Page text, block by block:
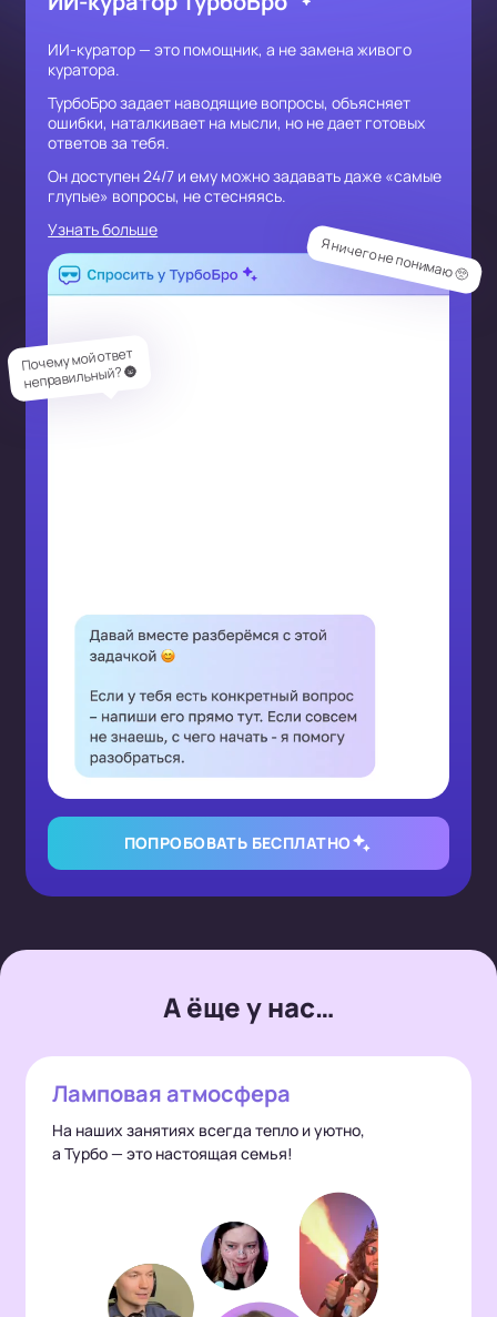
ИИ-куратор — это помощник, а не замена живого
куратора.
ТурбоБро задает наводящие вопросы, объясняет
ошибки, наталкивает на мысли, но не дает готовых
ответов за тебя.
Он доступен 24/7 и ему можно задавать даже «самые
глупые» вопросы, не стесняясь.
Узнать больше
ПОПРОБОВАТЬ БЕСПЛАТНО
Я ничего не понимаю 🥺
Почему мой ответ
неправильный? 🌚
А ёще у нас…
Ламповая атмосфера
На наших занятиях всегда тепло и уютно,
а Турбо — это настоящая семья!